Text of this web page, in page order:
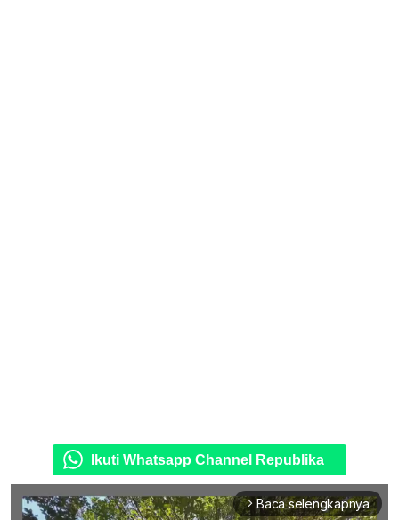
Ikuti Whatsapp Channel Republika
arrow_forward_ios Baca selengkapnya